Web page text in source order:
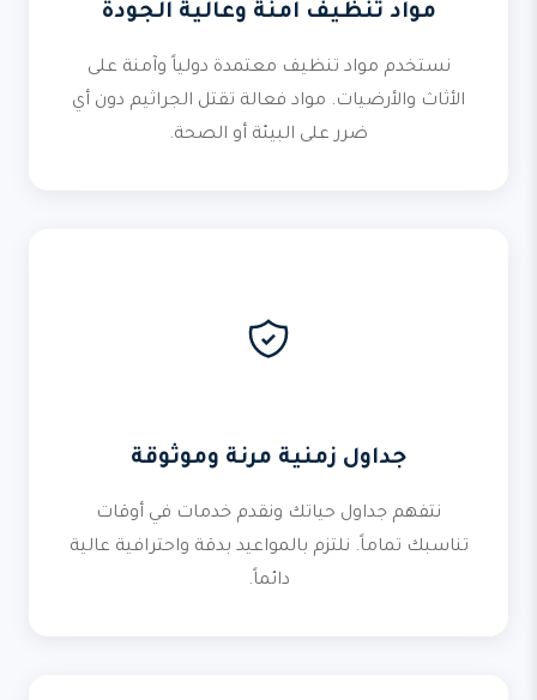
مواد تنظيف آمنة وعالية الجودة
نستخدم مواد تنظيف معتمدة دولياً وآمنة على
الأثاث والأرضيات. مواد فعالة تقتل الجراثيم دون أي
ضرر على البيئة أو الصحة.
جداول زمنية مرنة وموثوقة
نتفهم جداول حياتك ونقدم خدمات في أوقات
تناسبك تماماً. نلتزم بالمواعيد بدقة واحترافية عالية
دائماً.